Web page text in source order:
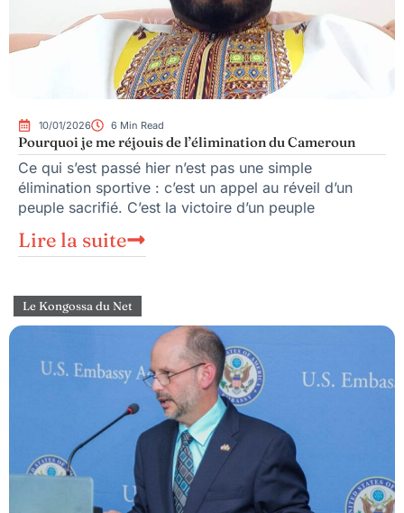
10/01/2026 6 Min Read
Pourquoi je me réjouis de l’élimination du Cameroun
Ce qui s’est passé hier n’est pas une simple
élimination sportive : c’est un appel au réveil d’un
peuple sacrifié. C’est la victoire d’un peuple
Lire la suite
Le Kongossa du Net